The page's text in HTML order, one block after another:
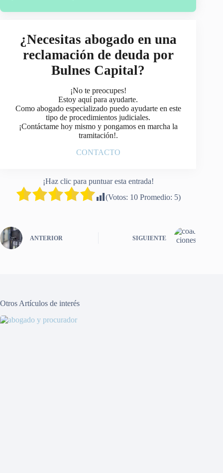
¿Necesitas abogado en una
reclamación de deuda por
Bulnes Capital?
¡No te preocupes!
Estoy aquí para ayudarte.
Como abogado especializado puedo ayudarte en este
tipo de procedimientos judiciales.
¡Contáctame hoy mismo y pongamos en marcha la
tramitación!.
CONTACTO
¡Haz clic para puntuar esta entrada!
(Votos: 10Promedio: 5)
ANTERIOR SIGUIENTE
Otros Artículos de interés